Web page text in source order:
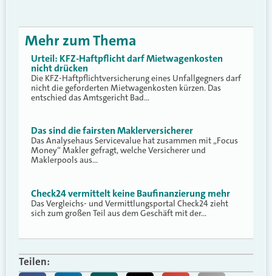
Mehr zum Thema
Urteil: KFZ-Haftpflicht darf Mietwagenkosten
nicht drücken
Die KFZ-Haftpflichtversicherung eines Unfallgegners darf
nicht die geforderten Mietwagenkosten kürzen. Das
entschied das Amtsgericht Bad…
Das sind die fairsten Maklerversicherer
Das Analysehaus Servicevalue hat zusammen mit „Focus
Money“ Makler gefragt, welche Versicherer und
Maklerpools aus…
Check24 vermittelt keine Baufinanzierung mehr
Das Vergleichs- und Vermittlungsportal Check24 zieht
sich zum großen Teil aus dem Geschäft mit der…
Teilen: